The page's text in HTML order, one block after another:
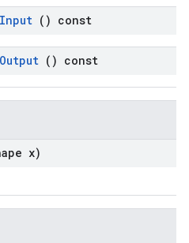
Input () const
Output () const
x)